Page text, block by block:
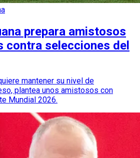
prepara amistosos
contra selecciones del
mantener su nivel de
plantea unos amistosos con
Mundial 2026.